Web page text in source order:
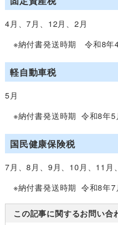
4月、7月、12月、2月
※納付書発送時期 令和8年
軽自動車税
5月
※納付書発送時期 令和8年5
国民健康保険税
7月、8月、9月、10月、11月
※納付書発送時期 令和8年7
この記事に関するお問い合